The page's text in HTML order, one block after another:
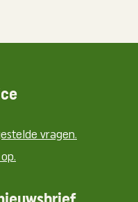
vragen.